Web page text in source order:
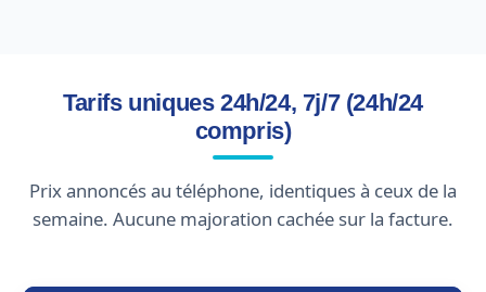
Tarifs uniques 24h/24, 7j/7 (24h/24
compris)
Prix annoncés au téléphone, identiques à ceux de la
semaine. Aucune majoration cachée sur la facture.